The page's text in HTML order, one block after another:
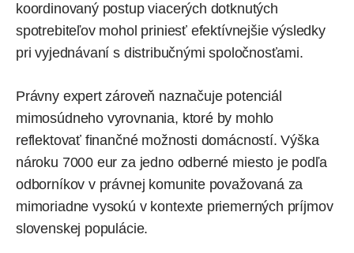
koordinovaný postup viacerých dotknutých
spotrebiteľov mohol priniesť efektívnejšie výsledky
pri vyjednávaní s distribučnými spoločnosťami.
Právny expert zároveň naznačuje potenciál
mimosúdneho vyrovnania, ktoré by mohlo
reflektovať finančné možnosti domácností. Výška
nároku 7000 eur za jedno odberné miesto je podľa
odborníkov v právnej komunite považovaná za
mimoriadne vysokú v kontexte priemerných príjmov
slovenskej populácie.